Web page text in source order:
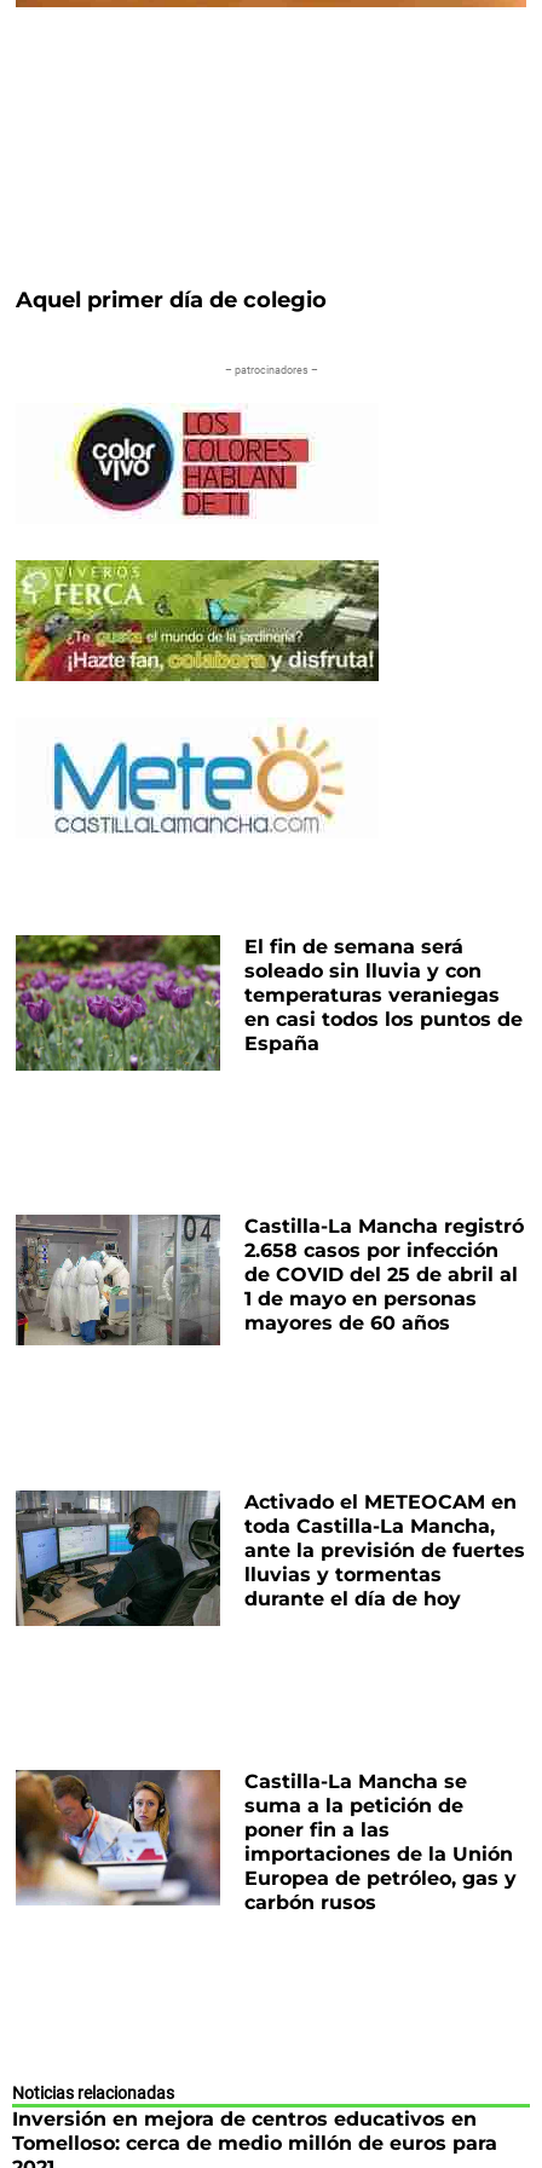
Aquel primer día de colegio
– patrocinadores –
El fin de semana será
soleado sin lluvia y con
temperaturas veraniegas
en casi todos los puntos de
España
Castilla-La Mancha registró
2.658 casos por infección
de COVID del 25 de abril al
1 de mayo en personas
mayores de 60 años
Activado el METEOCAM en
toda Castilla-La Mancha,
ante la previsión de fuertes
lluvias y tormentas
durante el día de hoy
Castilla-La Mancha se
suma a la petición de
poner fin a las
importaciones de la Unión
Europea de petróleo, gas y
carbón rusos
Noticias relacionadas
Inversión en mejora de centros educativos en
Tomelloso: cerca de medio millón de euros para